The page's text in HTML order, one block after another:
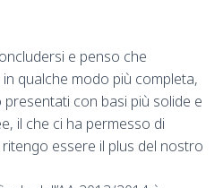
e penso che
qualche modo più completa,
con basi più solide e
il che ci ha permesso di
essere il plus del nostro